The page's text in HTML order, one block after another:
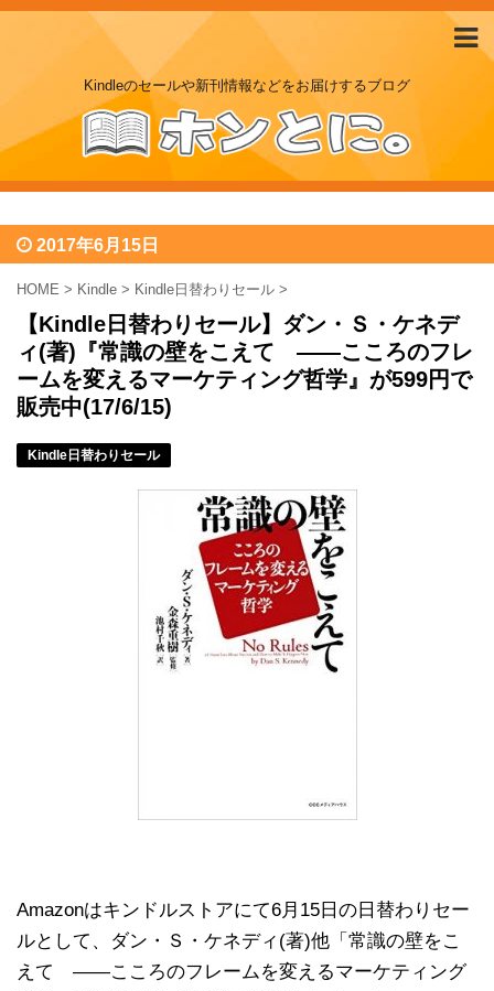
Kindleのセールや新刊情報などをお届けするブログ
2017年6月15日
HOME > Kindle > Kindle日替わりセール >
【Kindle日替わりセール】ダン・Ｓ・ケネデ
ィ(著)『常識の壁をこえて ――こころのフレ
ームを変えるマーケティング哲学』が599円で
販売中(17/6/15)
Kindle日替わりセール
Amazonはキンドルストアにて6月15日の日替わりセー
ルとして、ダン・Ｓ・ケネディ(著)他「常識の壁をこ
えて ――こころのフレームを変えるマーケティング